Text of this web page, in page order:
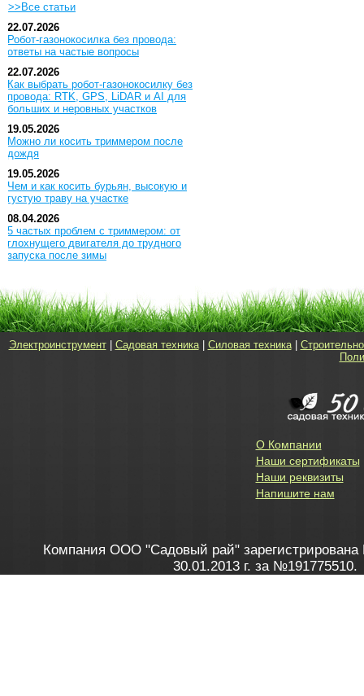
>>Все статьи
22.07.2026
Робот-газонокосилка без провода:
ответы на частые вопросы
22.07.2026
Как выбрать робот-газонокосилку без
провода: RTK, GPS, LiDAR и AI для
больших и неровных участков
19.05.2026
Можно ли косить триммером после
дождя
19.05.2026
Чем и как косить бурьян, высокую и
густую траву на участке
08.04.2026
5 частых проблем с триммером: от
глохнущего двигателя до трудного
запуска после зимы
Электроинструмент| Садовая техника| Силовая техника|
О Компании
Наши сертификаты
Наши реквизиты
Напишите нам
Компания ООО "Садовый рай" зарегистрирована
30.01.2013 г. за №191775510.